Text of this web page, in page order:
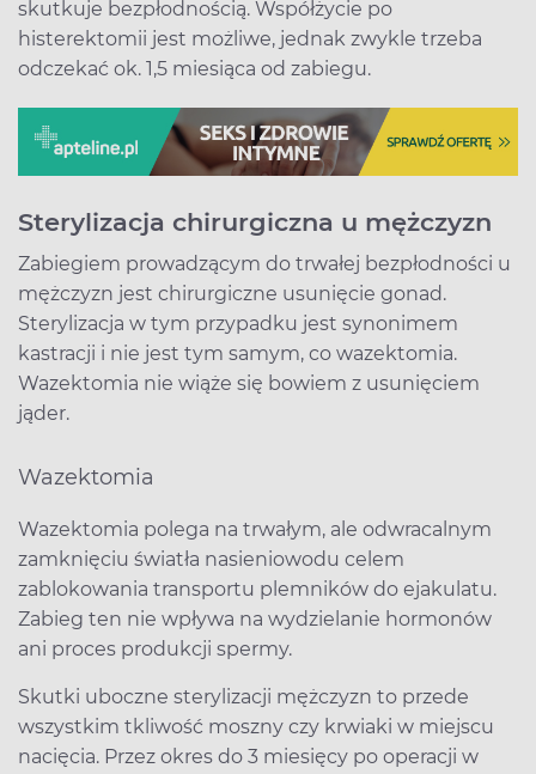
skutkuje bezpłodnością. Współżycie po
histerektomii jest możliwe, jednak zwykle trzeba
odczekać ok. 1,5 miesiąca od zabiegu.
Sterylizacja chirurgiczna u mężczyzn
Zabiegiem prowadzącym do trwałej bezpłodności u
mężczyzn jest chirurgiczne usunięcie gonad.
Sterylizacja w tym przypadku jest synonimem
kastracji i nie jest tym samym, co wazektomia.
Wazektomia nie wiąże się bowiem z usunięciem
jąder.
Wazektomia
Wazektomia polega na trwałym, ale odwracalnym
zamknięciu światła nasieniowodu celem
zablokowania transportu plemników do ejakulatu.
Zabieg ten nie wpływa na wydzielanie hormonów
ani proces produkcji spermy.
Skutki uboczne sterylizacji mężczyzn to przede
wszystkim tkliwość moszny czy krwiaki w miejscu
nacięcia. Przez okres do 3 miesięcy po operacji w